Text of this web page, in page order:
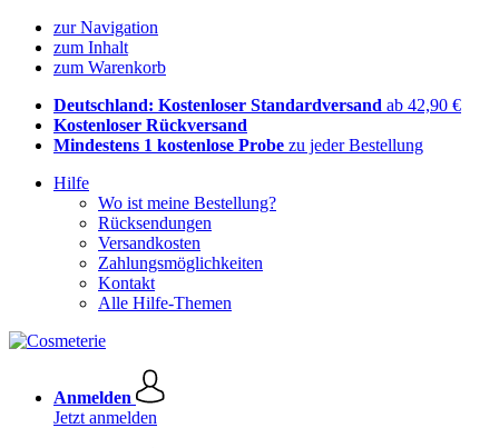
zur Navigation
zum Inhalt
zum Warenkorb
Deutschland: Kostenloser Standardversand ab 42,90 €
Kostenloser Rückversand
Mindestens 1 kostenlose Probe zu jeder Bestellung
Hilfe
Wo ist meine Bestellung?
Rücksendungen
Versandkosten
Zahlungsmöglichkeiten
Kontakt
Alle Hilfe-Themen
Anmelden
Jetzt anmelden